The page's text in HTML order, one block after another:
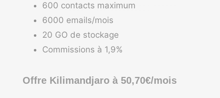
600 contacts maximum
6000 emails/mois
20 GO de stockage
Commissions à 1,9%
Offre Kilimandjaro à 50,70€/mois